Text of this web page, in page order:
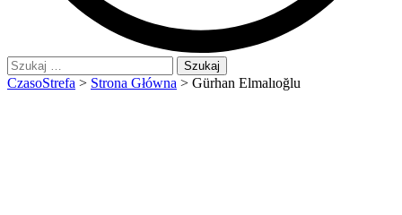
Szukaj:
CzasoStrefa > Strona Główna > Gürhan Elmalıoğlu